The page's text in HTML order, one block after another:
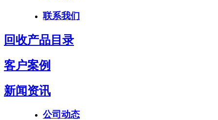
联系我们
回收产品目录
客户案例
新闻资讯
公司动态